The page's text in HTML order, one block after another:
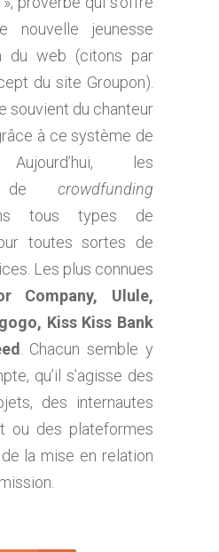
nouvelle jeunesse
du web (citons par
du site Groupon).
souvient du chanteur
à ce système de
Aujourd’hui, les
crowdfunding
tous types de
toutes sortes de
Les plus connues
Company, Ulule,
Kiss Kiss Bank
. Chacun semble y
qu’il s’agisse des
des internautes
ou des plateformes
la mise en relation